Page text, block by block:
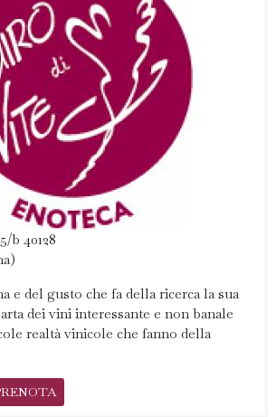
b 40128
e del gusto che fa della ricerca la sua
dei vini interessante e non banale
realtà vinicole che fanno della